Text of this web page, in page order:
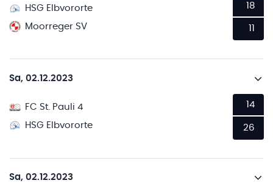
HSG Elbvororte
Moorreger SV
18
Sa, 02.12.2023
FC St. Pauli 4
HSG Elbvororte
14
26
Sa, 02.12.2023